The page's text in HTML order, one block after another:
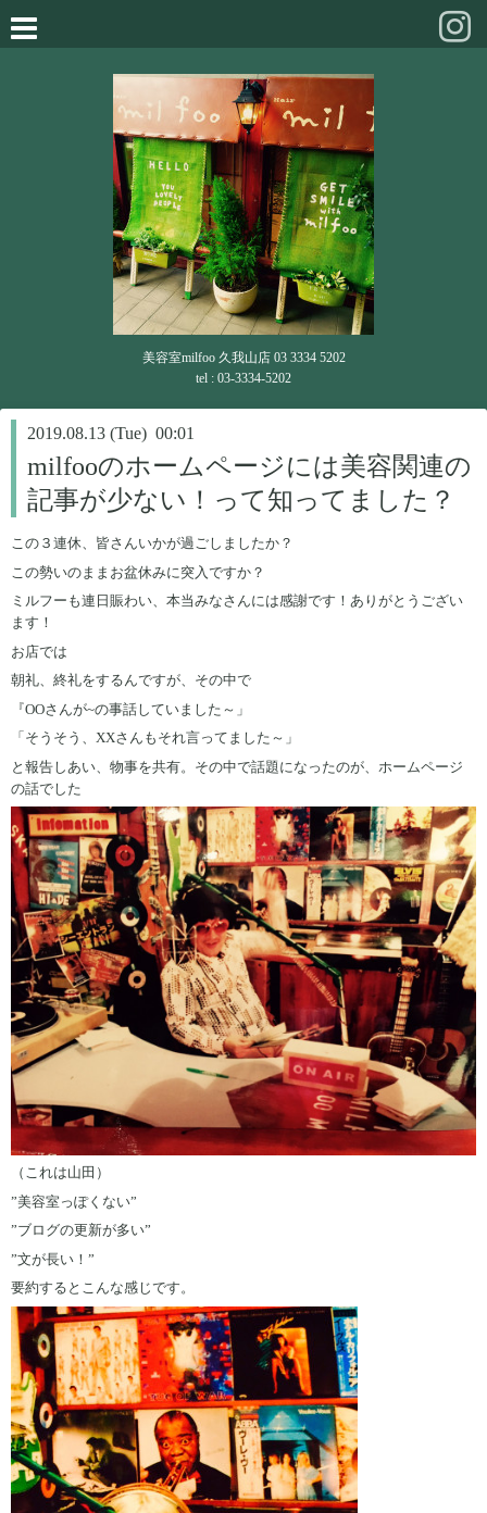
美容室milfoo 久我山店 03 3334 5202
tel : 03-3334-5202
2019.08.13 (Tue) 00:01
milfooのホームページには美容関連の
記事が少ない！って知ってました？
この３連休、皆さんいかが過ごしましたか？
この勢いのままお盆休みに突入ですか？
ミルフーも連日賑わい、本当みなさんには感謝です！ありがとうござい
ます！
お店では
朝礼、終礼をするんですが、その中で
『OOさんが~の事話していました～」
「そうそう、XXさんもそれ言ってました～」
と報告しあい、物事を共有。その中で話題になったのが、ホームページ
の話でした
（これは山田）
”美容室っぽくない”
”ブログの更新が多い”
”文が長い！”
要約するとこんな感じです。